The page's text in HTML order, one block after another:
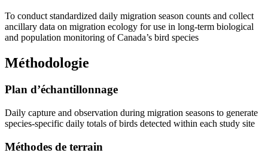
To conduct standardized daily migration season counts and collect
ancillary data on migration ecology for use in long-term biological
and population monitoring of Canada’s bird species
Méthodologie
Plan d’échantillonnage
Daily capture and observation during migration seasons to generate
species-specific daily totals of birds detected within each study site
Méthodes de terrain